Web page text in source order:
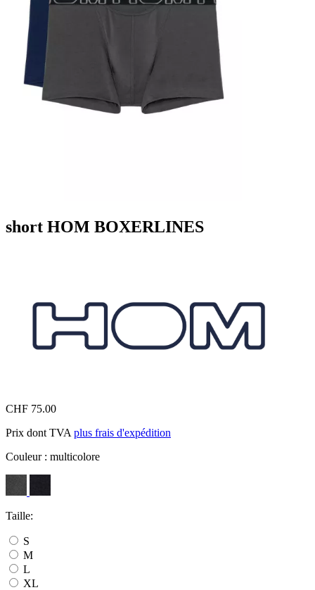
short HOM BOXERLINES
CHF 75.00
Prix dont TVA plus frais d'expédition
Couleur : multicolore
Taille:
S
M
L
XL